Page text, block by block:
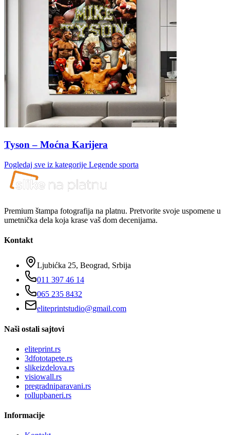
Tyson – Moćna Karijera
Pogledaj sve iz kategorije Legende sporta
Premium štampa fotografija na platnu. Pretvorite svoje uspomene u
umetnička dela koja krase vaš dom decenijama.
Kontakt
Ljubićka 25, Beograd, Srbija
011 397 46 14
065 235 8432
eliteprintstudio@gmail.com
Naši ostali sajtovi
eliteprint.rs
3dfototapete.rs
slikeizdelova.rs
visiowall.rs
pregradniparavani.rs
rollupbaneri.rs
Informacije